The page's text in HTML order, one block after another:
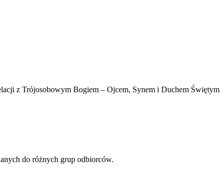
z Trójosobowym Bogiem – Ojcem, Synem i Duchem
do różnych grup odbiorców.